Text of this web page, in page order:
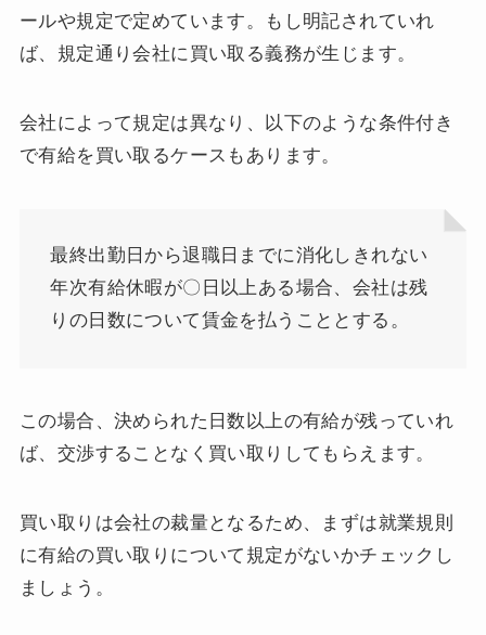
ールや規定で定めています。もし明記されていれ
ば、規定通り会社に買い取る義務が生じます。
会社によって規定は異なり、以下のような条件付き
で有給を買い取るケースもあります。
最終出勤日から退職日までに消化しきれない
年次有給休暇が〇日以上ある場合、会社は残
りの日数について賃金を払うこととする。
この場合、決められた日数以上の有給が残っていれ
ば、交渉することなく買い取りしてもらえます。
買い取りは会社の裁量となるため、まずは就業規則
に有給の買い取りについて規定がないかチェックし
ましょう。